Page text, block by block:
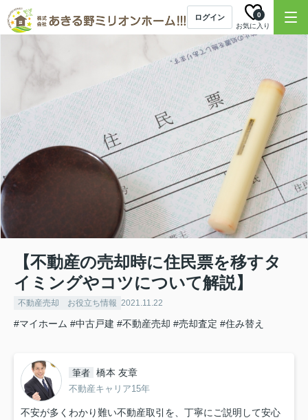
ログイン
お気に入り
0
【不動産の売却時に住民票を移すタ
イミングやコツについて解説】
不動産売却 お役立ち情報 2021.11.22
#マイホーム #中古戸建 #不動産売却 #売却査定 #住み替え
筆者 橋本 友章
不動産キャリア15年
不安が多くわかり難い不動産取引を、丁寧にご説明して安心